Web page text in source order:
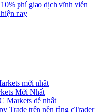
phí giao dịch vĩnh viễn
nay
mới nhất
Mới Nhất
Markets dễ nhất
Trade trên nền tảng cTrader